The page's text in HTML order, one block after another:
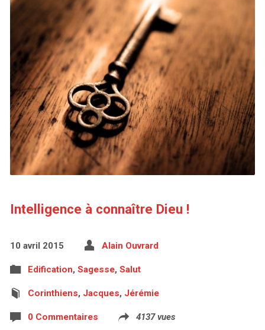
Intelligence à connaître Dieu !
10 avril 2015 Alain Ouvrard
Edification, Sagesse, Salut
Corinthiens, Jacques, Jérémie
0 Commentaires 4137 vues